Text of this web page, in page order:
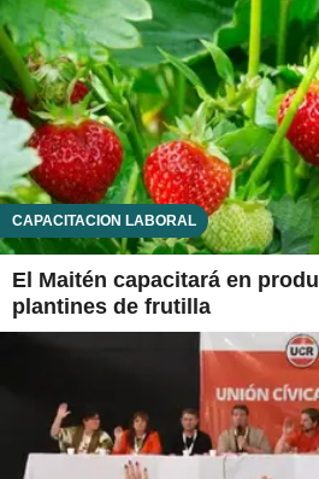
CAPACITACIÓN LABORAL
El Maitén capacitará en
plantines de frutilla